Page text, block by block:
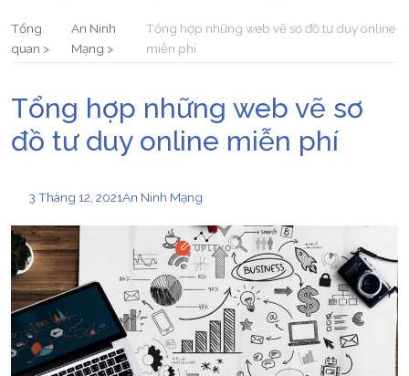
Ứng dụng Opera là gì? Hướng dẫn cách tải và cài đặt Opera
Tổng
quan
An Ninh
Mạng
Tổng hợp những web vẽ sơ đồ tư duy online
miễn phí
Tổng hợp những web vẽ sơ
đồ tư duy online miễn phí
3 Tháng 12, 2021An Ninh Mạng